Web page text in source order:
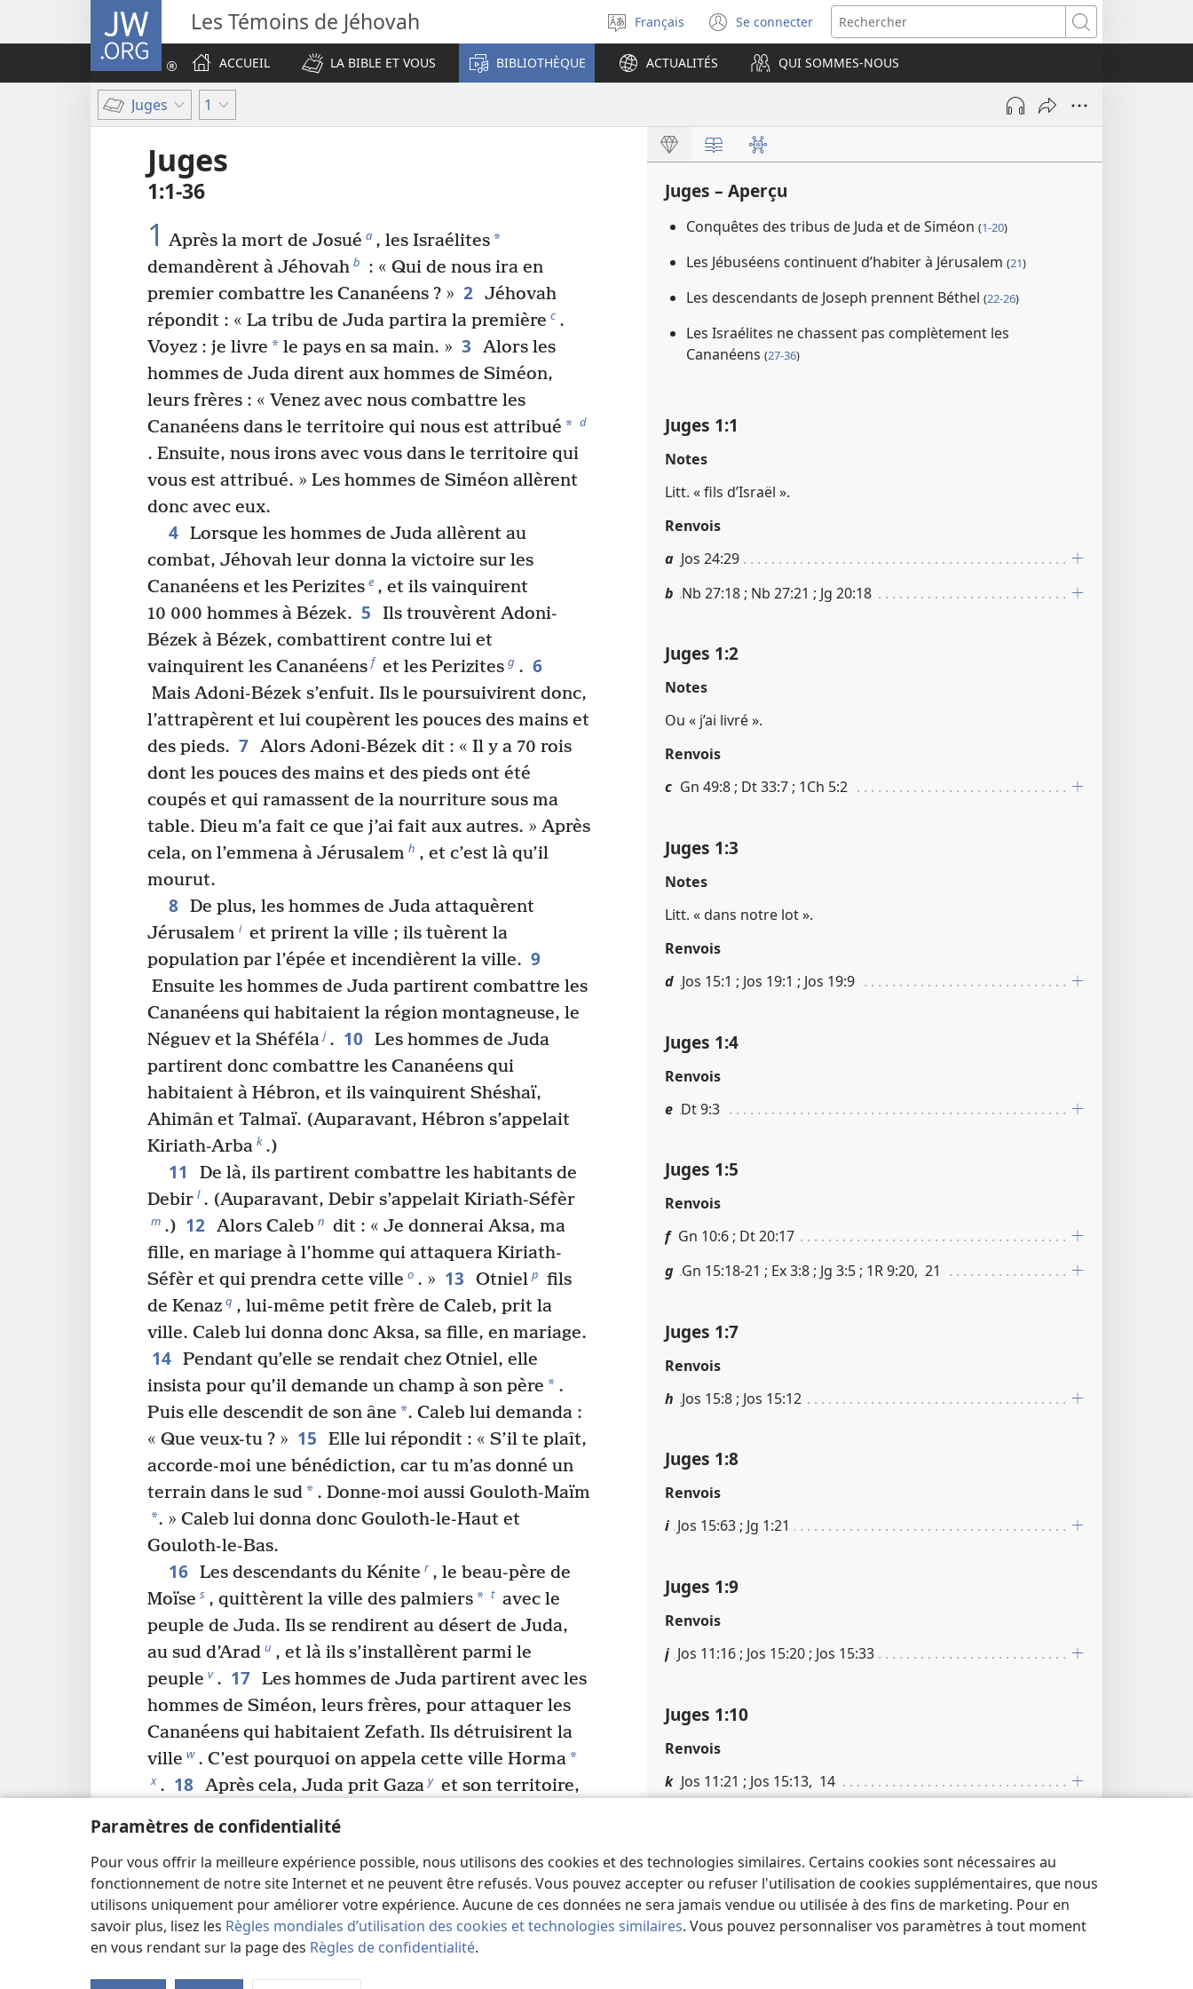
Paramètres de confidentialité
Pour vous offrir la meilleure expérience possible, nous utilisons des cookies et des technologies similaires. Certains cookies sont nécessaires au
fonctionnement de notre site Internet et ne peuvent être refusés. Vous pouvez accepter ou refuser l'utilisation de cookies supplémentaires, que nous
utilisons uniquement pour améliorer votre expérience. Aucune de ces données ne sera jamais vendue ou utilisée à des fins de marketing. Pour en
savoir plus, lisez les Règles mondiales d’utilisation des cookies et technologies similaires. Vous pouvez personnaliser vos paramètres à tout moment
en vous rendant sur la page des Règles de confidentialité.
JW.ORG Les Témoins de Jéhovah
Sélectionner
la
langue
Français Se connecter
(ouvre
une
nouvelle
fenêtre)
Rechercher
ACCUEIL
LA BIBLE ET VOUS BIBLIOTHÈQUE ACTUALITÉS QUI SOMMES-NOUS
Juges 1
Juges
1​:​1-36
1 Après la mort de Josué a , les Israélites*
demandèrent à Jéhovah b
: « Qui de nous ira en
premier combattre les Cananéens ? » 2 Jéhovah
répondit : « La tribu de Juda partira la première c .
Voyez : je livre * le pays en sa main. » 3
Alors les
hommes de Juda dirent aux hommes de Siméon,
leurs frères : « Venez avec nous combattre les
Cananéens dans le territoire qui nous est attribué * d
. Ensuite, nous irons avec vous dans le territoire qui
vous est attribué. » Les hommes de Siméon allèrent
donc avec eux.
4 Lorsque les hommes de Juda allèrent au
combat, Jéhovah leur donna la victoire sur les
Cananéens et les Perizites e , et ils vainquirent
10 000 hommes à Bézek. 5
Ils trouvèrent Adoni-
Bézek à Bézek, combattirent contre lui et
vainquirent les Cananéens f et les Perizites g . 6
Mais Adoni-Bézek s’enfuit. Ils le poursuivirent donc,
l’attrapèrent et lui coupèrent les pouces des mains et
des pieds. 7 Alors Adoni-Bézek dit : « Il y a 70 rois
dont les pouces des mains et des pieds ont été
coupés et qui ramassent de la nourriture sous ma
table. Dieu m’a fait ce que j’ai fait aux autres. » Après
cela, on l’emmena à Jérusalem h , et c’est là qu’il
mourut.
8 De plus, les hommes de Juda attaquèrent
Jérusalem i et prirent la ville ; ils tuèrent la
population par l’épée et incendièrent la ville. 9
Ensuite les hommes de Juda partirent combattre les
Cananéens qui habitaient la région montagneuse, le
Néguev et la Shéféla j . 10 Les hommes de Juda
partirent donc combattre les Cananéens qui
habitaient à Hébron, et ils vainquirent Shéshaï,
Ahimân et Talmaï. (Auparavant, Hébron s’appelait
Kiriath-Arba k .)
11
De là, ils partirent combattre les habitants de
Debir l . (Auparavant, Debir s’appelait Kiriath-Séfèr
m .) 12 Alors Caleb n dit : « Je donnerai Aksa, ma
fille, en mariage à l’homme qui attaquera Kiriath-
Séfèr et qui prendra cette ville o . » 13 Otniel p fils
de Kenaz q , lui-même petit frère de Caleb, prit la
ville. Caleb lui donna donc Aksa, sa fille, en mariage.
14 Pendant qu’elle se rendait chez Otniel, elle
insista pour qu’il demande un champ à son père * .
Puis elle descendit de son âne *. Caleb lui demanda :
« Que veux-tu ? » 15
Elle lui répondit : « S’il te plaît,
accorde-moi une bénédiction, car tu m’as donné un
terrain dans le sud* . Donne-moi aussi Gouloth-Maïm
*. » Caleb lui donna donc Gouloth-le-Haut et
Gouloth-le-Bas.
16 Les descendants du Kénite r , le beau-père de
Moïse s , quittèrent la ville des palmiers* t avec le
peuple de Juda. Ils se rendirent au désert de Juda,
au sud d’Arad u , et là ils s’installèrent parmi le
peuple v . 17 Les hommes de Juda partirent avec les
hommes de Siméon, leurs frères, pour attaquer les
Cananéens qui habitaient Zefath. Ils détruisirent la
ville w . C’est pourquoi on appela cette ville Horma*
x . 18 Après cela, Juda prit Gaza y et son territoire,
19 Jéhovah était avec les hommes de Juda, et ils
prirent possession de la région montagneuse, mais
ils ne purent pas chasser les habitants de la plaine,
parce qu’ils avaient des chars équipés de lames sur
les roues * . 20 On donna Hébron à Caleb, comme
Juges – Aperçu
Conquêtes des tribus de Juda et de Siméon (1-20)
Les Jébuséens continuent d’habiter à Jérusalem (21)
Les descendants de Joseph prennent Béthel (22-26)
Les Israélites ne chassent pas complètement les
Cananéens (27-36)
Juges 1​:​1
Notes
Litt. « fils d’Israël ».
Renvois
a Jos 24​:​29
b Nb 27​:​18 ; Nb 27​:​21 ; Jg 20​:​18
Juges 1​:​2
Notes
Ou « j’ai livré ».
Renvois
c Gn 49​:​8 ; Dt 33​:​7 ; 1Ch 5​:​2
Juges 1​:​3
Notes
Litt. « dans notre lot ».
Renvois
d Jos 15​:​1 ; Jos 19​:​1 ; Jos 19​:​9
Juges 1​:​4
Renvois
e Dt 9​:​3
Juges 1​:​5
Renvois
f Gn 10​:​6 ; Dt 20​:​17
g Gn 15​:​18-21 ; Ex 3​:​8 ; Jg 3​:​5 ; 1R 9​:​20, 21
Juges 1​:​7
Renvois
h Jos 15​:​8 ; Jos 15​:​12
Juges 1​:​8
Renvois
i Jos 15​:​63 ; Jg 1​:​21
Juges 1​:​9
Renvois
j Jos 11​:​16 ; Jos 15​:​20 ; Jos 15​:​33
Juges 1​:​10
Renvois
k Jos 11​:​21 ; Jos 15​:​13, 14
Renvois
l Jos 10​:​38